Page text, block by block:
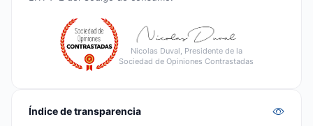
Nicolas Duval, Presidente de la
Sociedad de Opiniones Contrastadas
Índice de transparencia